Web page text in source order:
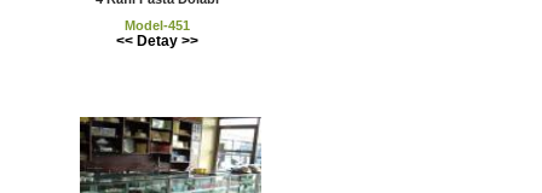
Model-451
<< Detay >>